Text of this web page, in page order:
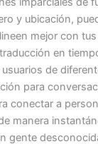
y ubicación,
mejor con
en
de
para
conectar a
manera
gente